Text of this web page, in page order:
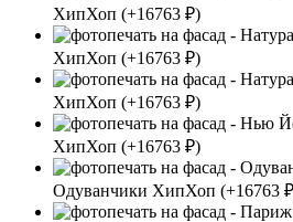
ХипХоп (+16763 ₽)
ХипХоп (+16763 ₽)
ХипХоп (+16763 ₽)
ХипХоп (+16763 ₽)
Одуванчики ХипХоп (+16763